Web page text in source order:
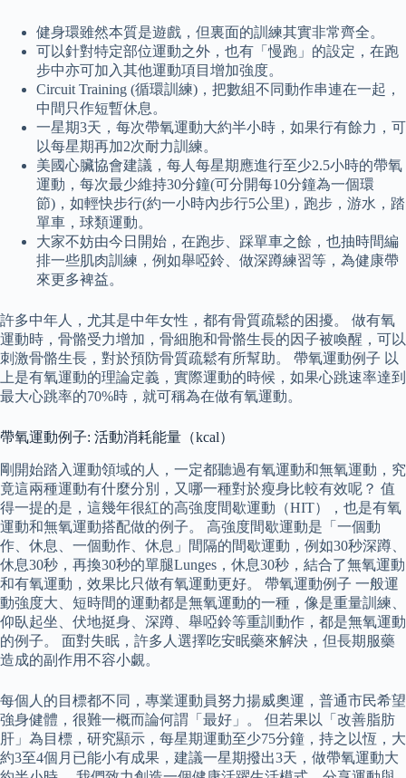
健身環雖然本質是遊戲，但裏面的訓練其實非常齊全。
可以針對特定部位運動之外，也有「慢跑」的設定，在跑
步中亦可加入其他運動項目增加強度。
Circuit Training (循環訓練)，把數組不同動作串連在一起，
中間只作短暫休息。
一星期3天，每次帶氧運動大約半小時，如果行有餘力，可
以每星期再加2次耐力訓練。
美國心臟協會建議，每人每星期應進行至少2.5小時的帶氧
運動，每次最少維持30分鐘(可分開每10分鐘為一個環
節)，如輕快步行(約一小時內步行5公里)，跑步，游水，踏
單車，球類運動。
大家不妨由今日開始，在跑步、踩單車之餘，也抽時間編
排一些肌肉訓練，例如舉啞鈴、做深蹲練習等，為健康帶
來更多裨益。
許多中年人，尤其是中年女性，都有骨質疏鬆的困擾。 做有氧
運動時，骨骼受力增加，骨細胞和骨骼生長的因子被喚醒，可以
刺激骨骼生長，對於預防骨質疏鬆有所幫助。 帶氧運動例子 以
上是有氧運動的理論定義，實際運動的時候，如果心跳速率達到
最大心跳率的70%時，就可稱為在做有氧運動。
帶氧運動例子: 活動消耗能量（kcal）
剛開始踏入運動領域的人，一定都聽過有氧運動和無氧運動，究
竟這兩種運動有什麼分別，又哪一種對於瘦身比較有效呢？ 值
得一提的是，這幾年很紅的高強度間歇運動（HIT），也是有氧
運動和無氧運動搭配做的例子。 高強度間歇運動是「一個動
作、休息、一個動作、休息」間隔的間歇運動，例如30秒深蹲、
休息30秒，再換30秒的單腿Lunges，休息30秒，結合了無氧運動
和有氧運動，效果比只做有氧運動更好。 帶氧運動例子 一般運
動強度大、短時間的運動都是無氧運動的一種，像是重量訓練、
仰臥起坐、伏地挺身、深蹲、舉啞鈴等重訓動作，都是無氧運動
的例子。 面對失眠，許多人選擇吃安眠藥來解決，但長期服藥
造成的副作用不容小覷。
每個人的目標都不同，專業運動員努力揚威奧運，普通市民希望
強身健體，很難一概而論何謂「最好」。 但若果以「改善脂肪
肝」為目標，研究顯示，每星期運動至少75分鐘，持之以恆，大
約3至4個月已能小有成果，建議一星期撥出3天，做帶氧運動大